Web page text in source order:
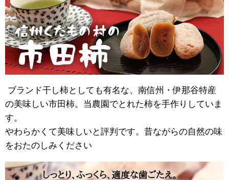
ブランド干し柿としても有名な、南信州・伊那谷特産
の美味しい市田柿。当農園でとれた柿を手作りしていま
す。
やわらかくて美味しいと評判です。昔ながらの自然の味
をおたのしみください